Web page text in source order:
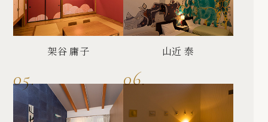
架谷 庸子 山近 泰